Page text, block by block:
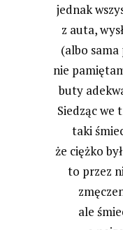
jednak
z auta,
(albo sama
nie
buty
Siedząc we
taki
że ciężko
to przez
ale